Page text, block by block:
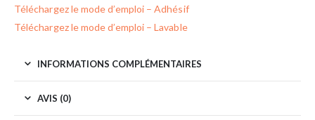
Téléchargez le mode d’emploi – Adhésif
Téléchargez le mode d’emploi – Lavable
INFORMATIONS COMPLÉMENTAIRES
AVIS (0)